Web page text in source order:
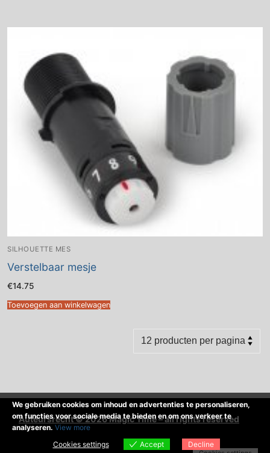
SILHOUETTE MES
Verstelbaar mesje
€14.75
Toevoegen aan winkelwagen
Auteursrecht © 2026 Magic Time – all rights reserved
We gebruiken cookies om inhoud en advertenties te personaliseren,
om functies voor sociale media te bieden en om ons verkeer te
analyseren. View more
Cookies settings
Accept Decline